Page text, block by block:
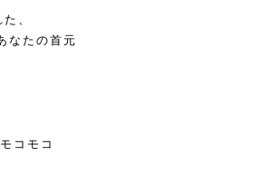
、
なたの首元
コモコ